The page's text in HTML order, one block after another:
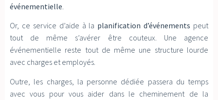
événementielle.
Or, ce service d’aide à la planification d’événements peut
tout de même s’avérer être couteux. Une agence
événementielle reste tout de même une structure lourde
avec charges et employés.
Outre, les charges, la personne dédiée passera du temps
avec vous pour vous aider dans le cheminement de la